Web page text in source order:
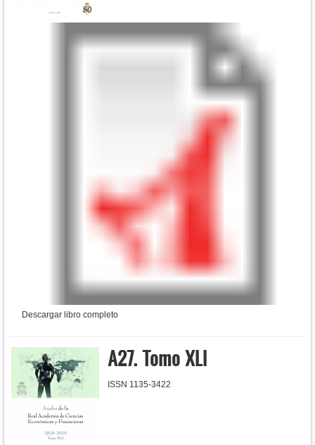
Descargar libro completo
A27. Tomo XLI
ISSN 1135-3422